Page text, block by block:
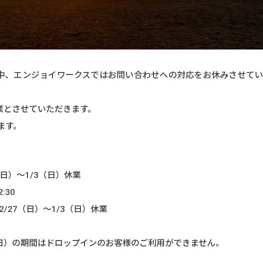
エンジョイワークスではお問い合わせへの対応をお休みさせてい
させていただきます。
。
）～1/3（日）休業
27（日）～1/3（日）休業
期間はドロップインのお客様のご利用ができません。